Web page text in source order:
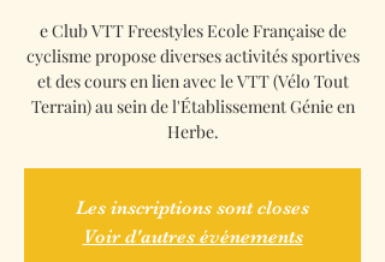
e Club VTT Freestyles Ecole Française de
cyclisme propose diverses activités sportives
et des cours en lien avec le VTT (Vélo Tout
Terrain) au sein de l'Établissement Génie en
Herbe.
Les inscriptions sont closes
Voir d'autres événements